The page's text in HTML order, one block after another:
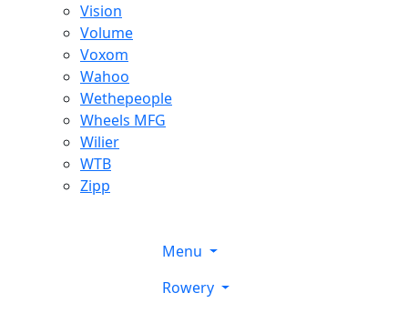
Vision
Volume
Voxom
Wahoo
Wethepeople
Wheels MFG
Wilier
WTB
Zipp
Menu
Rowery